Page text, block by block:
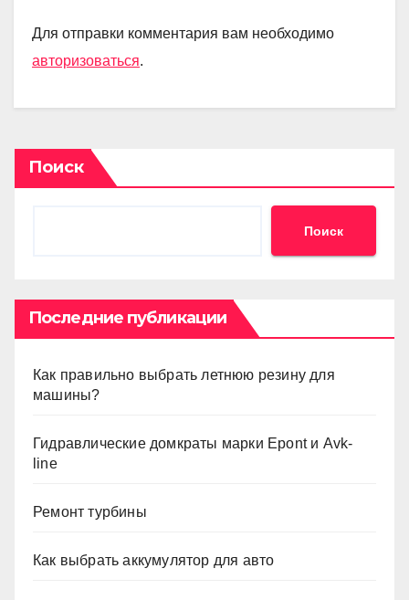
Для отправки комментария вам необходимо
авторизоваться.
Поиск
Поиск
Последние публикации
Как правильно выбрать летнюю резину для
машины?
Гидравлические домкраты марки Epont и Avk-
line
Ремонт турбины
Как выбрать аккумулятор для авто